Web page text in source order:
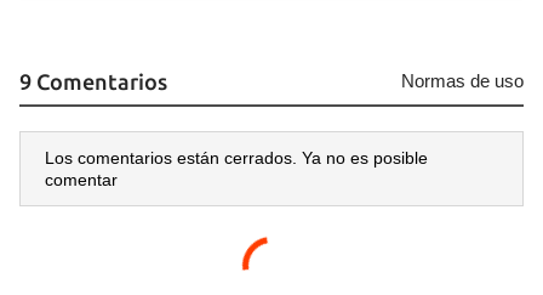
9 Comentarios Normas de uso
Los comentarios están cerrados. Ya no es posible
comentar